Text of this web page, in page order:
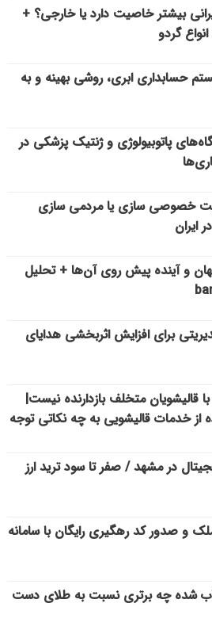
بیشتر خاصیت دارد یا خارجی؟ +
گردو
حسابداری ابری، روشی بهینه و به
پاتوبیولوژی و ژنتیک پزشکی در
خصوصی سازی یا مردمی سازی
ایران
و آینده پیش روی آن‌ها + تحلیل
برای افزایش اثربخشی هدایای
قالیشویان متخلف بازدارنده نیست|
از خدمات قالیشویی به چه نکاتی توجه
در مشهد / صفر تا سود ترید ارز
و صدور کد رهگیری رایگان با سامانه
شده چه برتری نسبت به طلای دست